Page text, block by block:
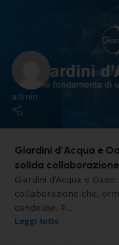
admin
Giardini d’Acqua e
solida collaborazione
Giardini d'Acqua e
collaborazione che,
candeline. P...
Leggi tutto